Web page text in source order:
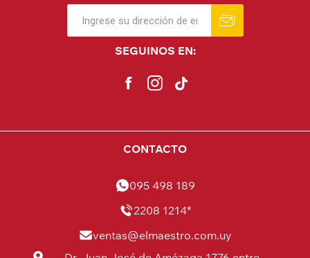
SEGUINOS EN:
CONTACTO
095 498 189
2208 1214*
ventas@elmaestro.com.uy